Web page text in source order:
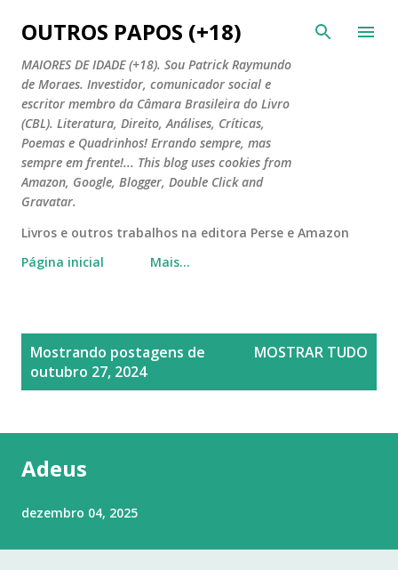
Pular para o conteúdo principal
OUTROS PAPOS (+18)
MAIORES DE IDADE (+18). Sou Patrick Raymundo
de Moraes. Investidor, comunicador social e
escritor membro da Câmara Brasileira do Livro
(CBL). Literatura, Direito, Análises, Críticas,
Poemas e Quadrinhos! Errando sempre, mas
sempre em frente!... This blog uses cookies from
Amazon, Google, Blogger, Double Click and
Gravatar.
Livros e outros trabalhos na editora Perse e Amazon
Página inicial
Mais…
Mostrando postagens de
outubro 27, 2024
MOSTRAR TUDO
Adeus
dezembro 04, 2025